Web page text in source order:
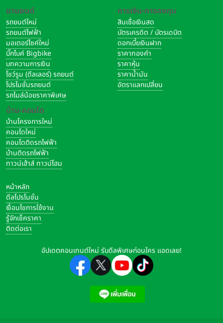
ยานยนต์
รถยนต์ใหม่
รถยนต์ไฟฟ้า
มอเตอร์ไซค์ใหม่
บิ๊กไบค์ Bigbike
บทความการเงิน
โชว์รูม (ดีลเลอร์) รถยนต์
โปรโมชั่นรถยนต์
รถไมล์น้อยราคาพิเศษ
บ้าน-คอนโด
บ้านโครงการใหม่
คอนโดใหม่
คอนโดติดรถไฟฟ้า
บ้านติดรถไฟฟ้า
ทาวน์เฮ้าส์ ทาวน์โฮม
การเงิน-การลงทุน
สินเชื่อเงินสด
บัตรเครดิต / บัตรเดบิต
ดอกเบี้ยเงินฝาก
ราคาทองคำ
ราคาหุ้น
ราคาน้ำมัน
อัตราแลกเปลี่ยน
หน้าหลัก
ดีลโปรโมชั่น
เงื่อนไขการใช้งาน
รู้จักเช็คราคา
ติดต่อเรา
อัปเดตคอนเทนต์ใหม่ รับดีลพิเศษก่อนใคร แอดเลย!